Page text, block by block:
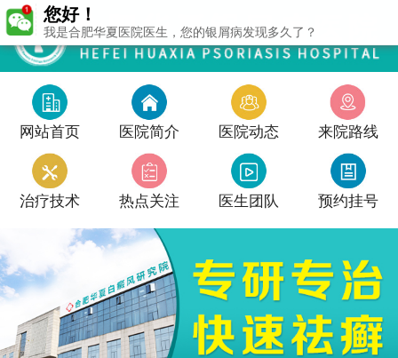
网站首页 医院简介 医院动态 来院路线
治疗技术 热点关注 医生团队 预约挂号
您好！
我是合肥华夏医院医生，您的银屑病发现多久了？